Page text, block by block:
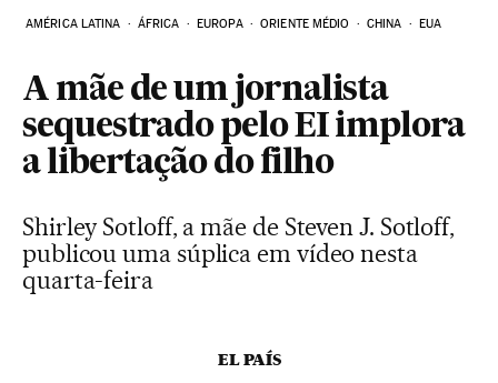
AMÉRICA LATINA ÁFRICA EUROPA ORIENTE MÉDIO CHINA EUA
A mãe de um jornalista
sequestrado pelo EI implora
a libertação do filho
Shirley Sotloff, a mãe de Steven J. Sotloff,
publicou uma súplica em vídeo nesta
quarta-feira
EL PAÍS